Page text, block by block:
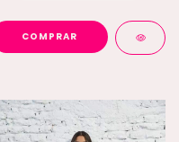
COMPRAR